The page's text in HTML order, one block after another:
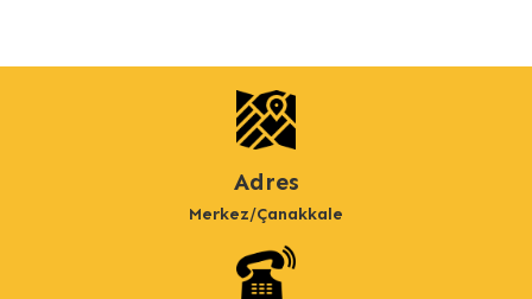
Adres
Merkez/Çanakkale